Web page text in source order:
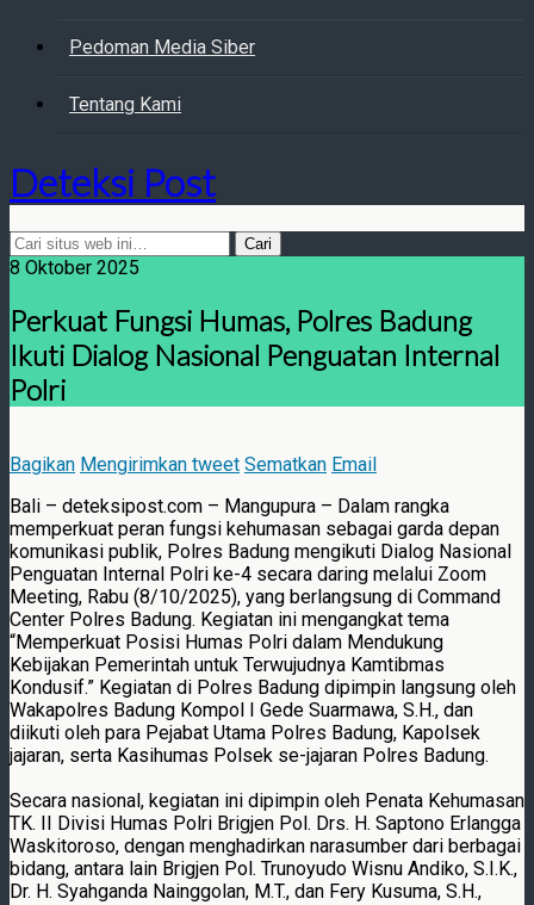
Pedoman Media Siber
Tentang Kami
Deteksi Post
8 Oktober 2025
Perkuat Fungsi Humas, Polres Badung
Ikuti Dialog Nasional Penguatan Internal
Polri
Bagikan Mengirimkan tweet Sematkan Email
Bali – deteksipost.com – Mangupura – Dalam rangka
memperkuat peran fungsi kehumasan sebagai garda depan
komunikasi publik, Polres Badung mengikuti Dialog Nasional
Penguatan Internal Polri ke-4 secara daring melalui Zoom
Meeting, Rabu (8/10/2025), yang berlangsung di Command
Center Polres Badung. Kegiatan ini mengangkat tema
“Memperkuat Posisi Humas Polri dalam Mendukung
Kebijakan Pemerintah untuk Terwujudnya Kamtibmas
Kondusif.” Kegiatan di Polres Badung dipimpin langsung oleh
Wakapolres Badung Kompol I Gede Suarmawa, S.H., dan
diikuti oleh para Pejabat Utama Polres Badung, Kapolsek
jajaran, serta Kasihumas Polsek se-jajaran Polres Badung.
Secara nasional, kegiatan ini dipimpin oleh Penata Kehumasan
TK. II Divisi Humas Polri Brigjen Pol. Drs. H. Saptono Erlangga
Waskitoroso, dengan menghadirkan narasumber dari berbagai
bidang, antara lain Brigjen Pol. Trunoyudo Wisnu Andiko, S.I.K.,
Dr. H. Syahganda Nainggolan, M.T., dan Fery Kusuma, S.H.,